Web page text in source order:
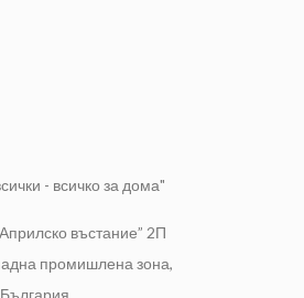
- всичко за дома"
въстание” 2П
промишлена зона,